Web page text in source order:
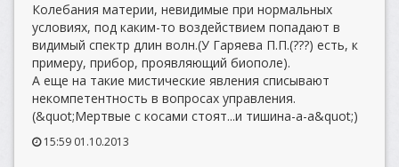
Колебания материи, невидимые при нормальных
условиях, под каким-то воздействием попадают в
видимый спектр длин волн.(У Гаряева П.П.(???) есть, к
примеру, прибор, проявляющий биополе).
А еще на такие мистические явления списывают
некомпетентность в вопросах управления.
(&quot;Мертвые с косами стоят...и тишина-а-а&quot;)
15:59 01.10.2013